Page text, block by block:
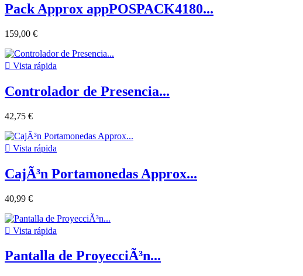
Pack Approx appPOSPACK4180...
159,00 €
 Vista rápida
Controlador de Presencia...
42,75 €
 Vista rápida
CajÃ³n Portamonedas Approx...
40,99 €
 Vista rápida
Pantalla de ProyecciÃ³n...